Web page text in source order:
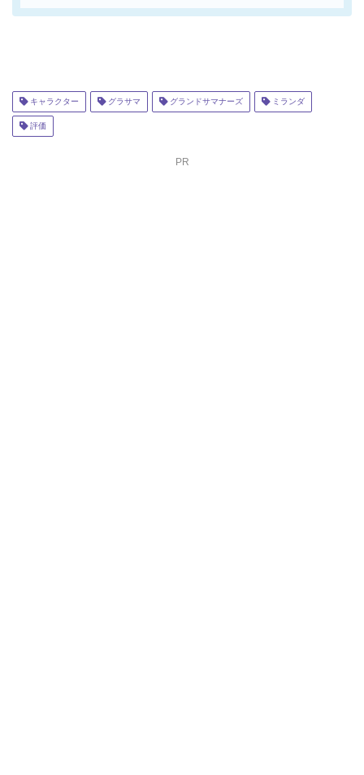
キャラクター グラサマ グランドサマナーズ ミランダ
評価
PR